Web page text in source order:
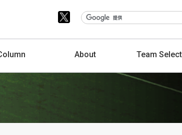
About TeamSelect